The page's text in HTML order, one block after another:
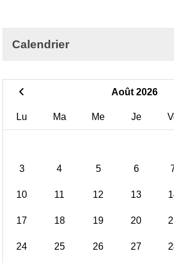
Calendrier
Août 2026
Lu Ma Me Je
3 4 5 6
10 11 12 13
17 18 19 20
24 25 26 27